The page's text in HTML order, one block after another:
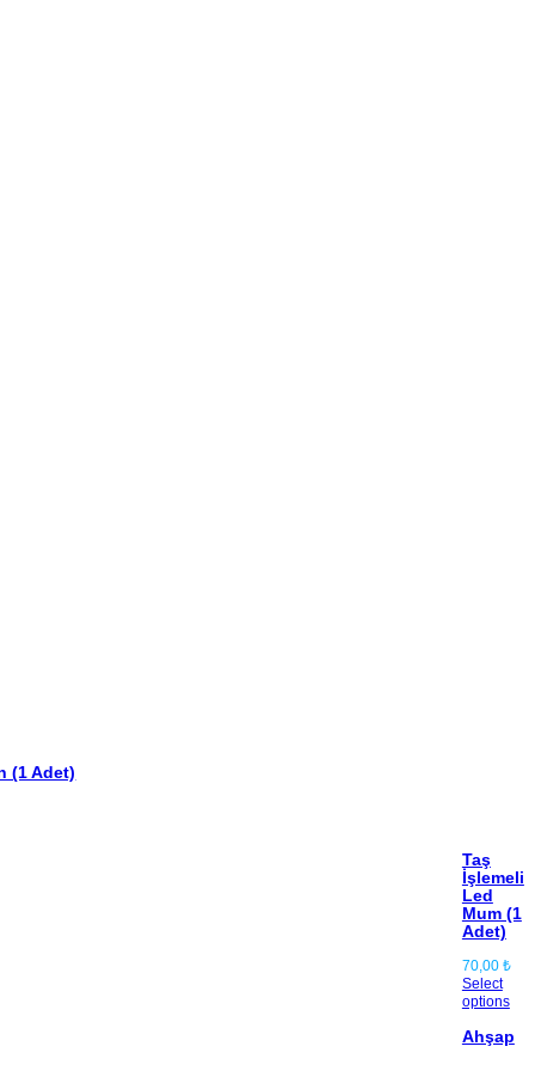
(1 Adet)
Taş
İşlemeli
Led
Mum (1
Adet)
70,00 ₺
Select
options
Ahşap